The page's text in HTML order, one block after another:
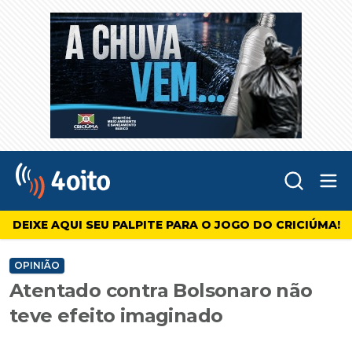
4oito
DEIXE AQUI SEU PALPITE PARA O JOGO DO CRICIÚMA!
OPINIÃO
Atentado contra Bolsonaro não
teve efeito imaginado